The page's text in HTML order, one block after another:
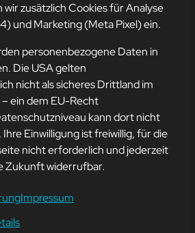
Adresse
mission-webstyle oHG
Bürgermeister-Regitz-Straße 40
66539 Neunkirchen
E-Mail:kontakt@mission-webstyle.de
Über Uns
Kontakt
Leistungen
wir zusätzlich Cookies für Analyse
und Marketing (Meta Pixel) ein.
personenbezogene Daten in
Die USA gelten
nicht als sicheres Drittland im
ein dem EU-Recht
kann dort nicht
Einwilligung ist freiwillig, für die
nicht erforderlich und jederzeit
Zukunft widerrufbar.
Impressum